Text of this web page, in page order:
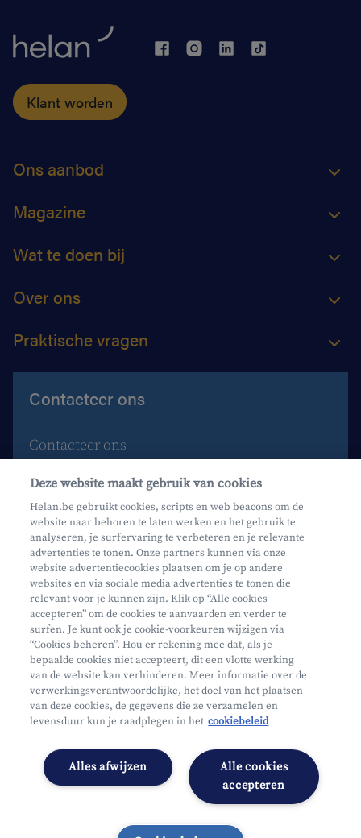
Klant worden
Ons aanbod
Magazine
Wat te doen bij
Over ons
Praktische vragen
Contacteer ons
Contacteer ons
Maak een afspraak
Waar vind je ons?
Phishing
Mifid
Privacy
Juridische info
Onderworpen aan de controle van CDZ
Toegankelijkheidsverklaring
Cookies beheren
Deze website maakt gebruik van cookies
Helan.be gebruikt cookies, scripts en web beacons om de
website naar behoren te laten werken en het gebruik te
analyseren, je surfervaring te verbeteren en je relevante
advertenties te tonen. Onze partners kunnen via onze
website advertentiecookies plaatsen om je op andere
websites en via sociale media advertenties te tonen die
relevant voor je kunnen zijn. Klik op “Alle cookies
accepteren” om de cookies te aanvaarden en verder te
surfen. Je kunt ook je cookie-voorkeuren wijzigen via
“Cookies beheren”. Hou er rekening mee dat, als je
bepaalde cookies niet accepteert, dit een vlotte werking
van de website kan verhinderen. Meer informatie over de
verwerkingsverantwoordelijke, het doel van het plaatsen
van deze cookies, de gegevens die ze verzamelen en
levensduur kun je raadplegen in het cookiebeleid
Alle cookies
accepteren
Alles afwijzen